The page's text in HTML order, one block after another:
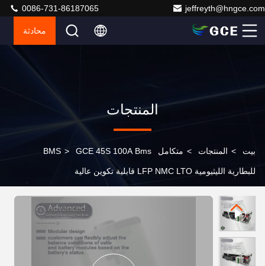
jeffreyth@hngce.com
0086-731-86187065
محادثة
المنتجات
بيت > المنتجات > متكامل BMS > GCE 45S 100A Bms
للبطارية الليثيومية LFP NMC LTO قابلية تكوين عالية